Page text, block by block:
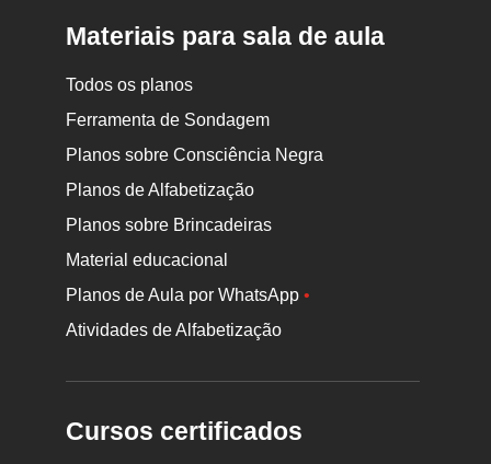
Materiais para sala de aula
Todos os planos
Ferramenta de Sondagem
Planos sobre Consciência Negra
Planos de Alfabetização
Planos sobre Brincadeiras
Material educacional
Planos de Aula por WhatsApp•
Atividades de Alfabetização
Cursos certificados